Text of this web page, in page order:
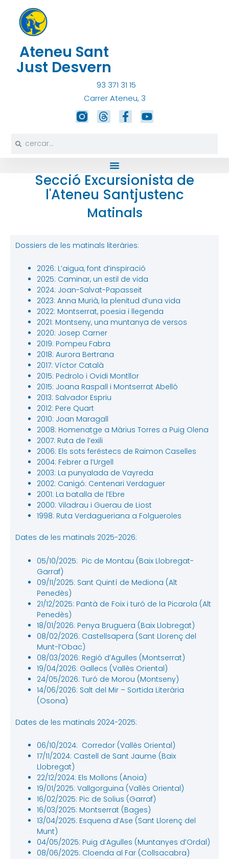
contingut
Ateneu Sant
Just Desvern
93 371 31 15
Carrer Ateneu, 3
T
h
s
F
a
o
k
-
Y
o
e
Secció Excursionista de
l'Ateneu Santjustenc
Matinals
Dossiers de les matinals literàries:
2026: L’aigua, font d’inspiració
2025: Caminar, un estil de vida
2024: Joan-Salvat-Papasseit
2023: Anna Murià, la plenitud d’una vida
2022: Montserrat, poesia i llegenda
2021: Montseny, una muntanya de versos
2020: Josep Carner
2019: Pompeu Fabra
2018: Aurora Bertrana
2017: Víctor Català
2015: Pedrolo i Ovidi Montllor
2015: Joana Raspall i Montserrat Abelló
2013: Salvador Espriu
2012: Pere Quart
2010: Joan Maragall
2008: Homenatge a Màrius Torres a Puig Olena
2007: Ruta de l’exili
2006: Els sots feréstecs de Raimon Caselles
2004: Febrer a l’Urgell
2003: La punyalada de Vayreda
2002: Canigó: Centenari Verdaguer
2001: La batalla de l’Ebre
2000: Viladrau i Guerau de Liost
1998: Ruta Verdagueriana a Folgueroles
Dates de les matinals 2025-2026:
05/10/2025: Pic de Montau (Baix Llobregat-
Garraf)
09/11/2025: Sant Quintí de Mediona (Alt
Penedès)
21/12/2025: Pantà de Foix i turó de la Picarola (Alt
Penedès)
18/01/2026: Penya Bruguera (Baix Llobregat)
08/02/2026: Castellsapera (Sant Llorenç del
Munt-l’Obac)
08/03/2026: Regió d’Agulles (Montserrat)
19/04/2026: Gallecs (Vallès Oriental)
24/05/2026: Turó de Morou (Montseny)
14/06/2026: Salt del Mir – Sortida Literària
(Osona)
Dates de les matinals 2024-2025:
06/10/2024: Corredor (Vallès Oriental)
17/11/2024: Castell de Sant Jaume (Baix
Llobregat)
22/12/2024: Els Mollons (Anoia)
19/01/2025: Vallgorguina (Vallès Oriental)
16/02/2025: Pic de Solius (Garraf)
16/03/2025: Montserrat (Bages)
13/04/2025: Esquena d’Ase (Sant Llorenç del
Munt)
04/05/2025: Puig d’Agulles (Muntanyes d’Ordal)
08/06/2025: Cloenda al Far (Collsacabra)